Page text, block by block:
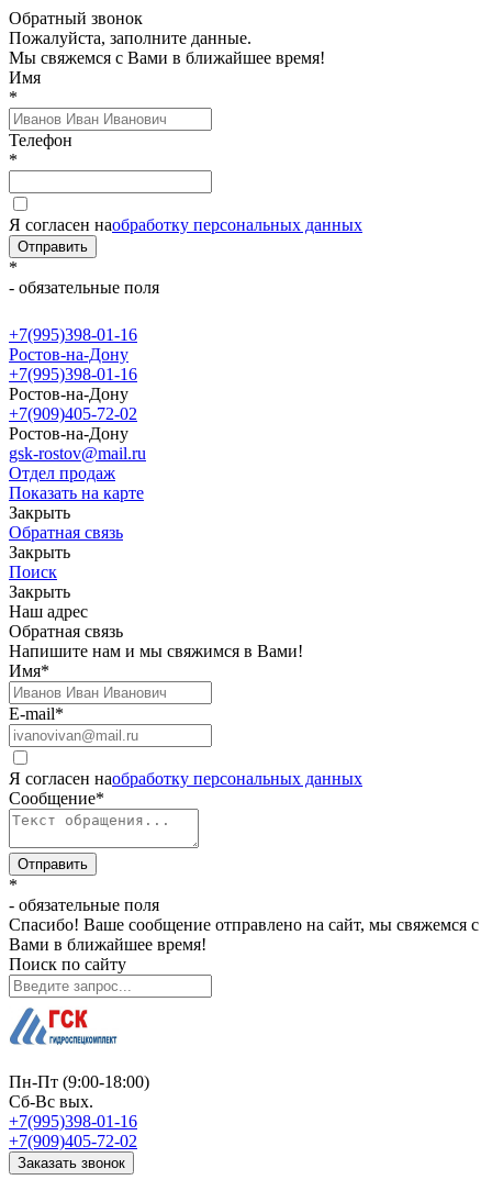
Обратный звонок
Пожалуйста, заполните данные.
Мы свяжемся с Вами в ближайшее время!
Имя
*
Телефон
*
Я согласен наобработку персональных данных
Отправить
*
- обязательные поля
+7(995)398-01-16
Ростов-на-Дону
+7(995)398-01-16
Ростов-на-Дону
+7(909)405-72-02
Ростов-на-Дону
gsk-rostov@mail.ru
Отдел продаж
Показать на карте
Закрыть
Обратная связь
Закрыть
Поиск
Закрыть
Наш адрес
Обратная связь
Напишите нам и мы свяжимся в Вами!
Имя*
E-mail*
Я согласен наобработку персональных данных
Сообщение*
Отправить
*
- обязательные поля
Спасибо! Ваше сообщение отправлено на сайт, мы свяжемся с
Вами в ближайшее время!
Поиск по сайту
Пн-Пт (9:00-18:00)
Сб-Вс вых.
+7(995)398-01-16
+7(909)405-72-02
Заказать звонок